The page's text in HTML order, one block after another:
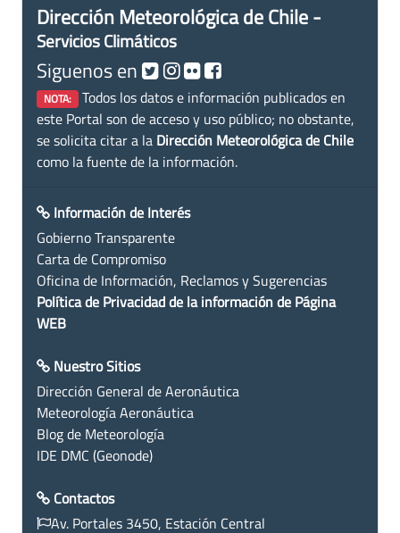
Dirección Meteorológica de Chile -
Servicios Climáticos
Siguenos en
NOTA: Todos los datos e información publicados en
este Portal son de acceso y uso público; no obstante,
se solicita citar a la Dirección Meteorológica de Chile
como la fuente de la información.
Información de Interés
Gobierno Transparente
Carta de Compromiso
Oficina de Información, Reclamos y Sugerencias
Política de Privacidad de la información de Página
WEB
Nuestro Sitios
Dirección General de Aeronáutica
Meteorología Aeronáutica
Blog de Meteorología
IDE DMC (Geonode)
Contactos
Av. Portales 3450, Estación Central